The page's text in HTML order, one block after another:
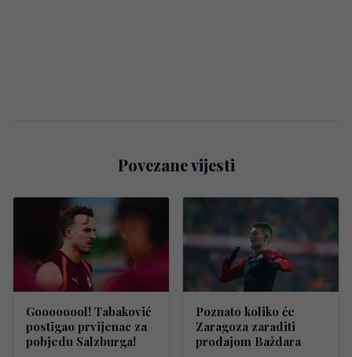
Povezane vijesti
Goooooool! Tabaković
postigao prvijenac za
pobjedu Salzburga!
Poznato koliko će
Zaragoza zaraditi
prodajom Baždara